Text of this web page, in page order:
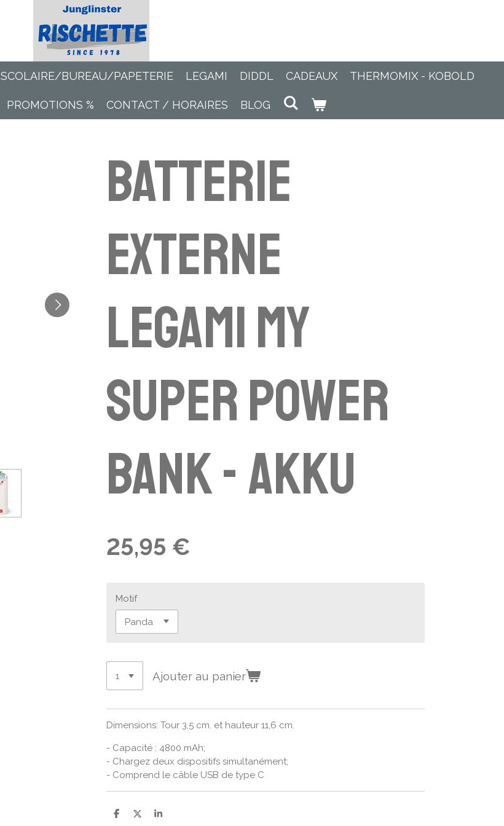
SCOLAIRE/BUREAU/PAPETERIE LEGAMI DIDDL CADEAUX THERMOMIX - KOBOLD
PROMOTIONS % CONTACT / HORAIRES BLOG
Batterie
externe
Legami My
Super Power
bank - Akku
25,95 €
Motif
Ajouter au panier
Dimensions: Tour 3,5 cm. et hauteur 11,6 cm.
- Capacité : 4800 mAh;
- Chargez deux dispositifs simultanément;
- Comprend le câble USB de type C
P
P
P